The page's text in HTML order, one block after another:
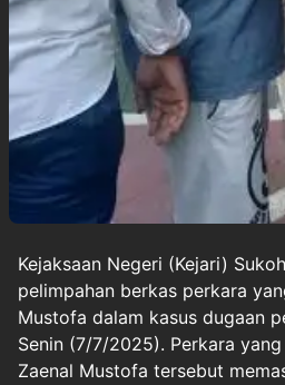
Kejaksaan Negeri (Kejari)
pelimpahan berkas perkara
Mustofa dalam kasus dugaan
Senin (7/7/2025). Perkara
Zaenal Mustofa tersebut